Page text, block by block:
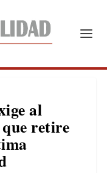
al
retire